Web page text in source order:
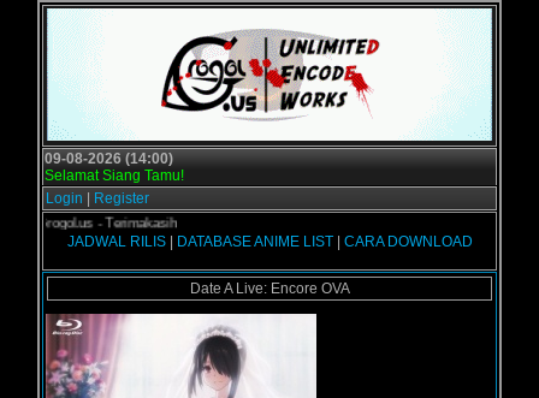
09-08-2026 (14:00)
Selamat Siang Tamu!
Login
Register
Grogol.us - Terimakasih
JADWAL RILIS| DATABASE ANIME LIST| CARA DOWNLOAD
Date A Live: Encore OVA